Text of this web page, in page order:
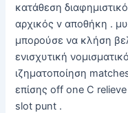
κατάθεση
αρχικός v αποθήκη .
μπορούσε να κλήση
ενισχυτική
ιζηματοποίηση
επίσης off one C
slot punt .